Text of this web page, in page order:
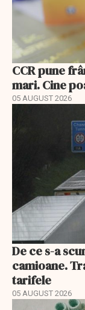
CCR pune
mari. Cine
05 AUGUST 2026
De ce s-a
camioane.
tarifele
05 AUGUST 2026